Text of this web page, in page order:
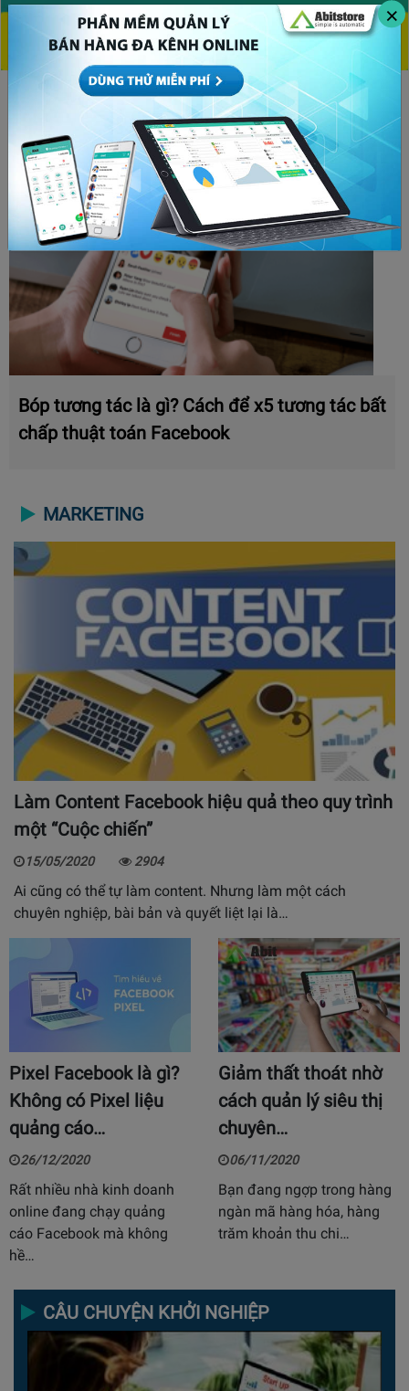
×
CHỦ ĐỀ HOT
Bóp tương tác là gì? Cách để x5 tương tác bất
chấp thuật toán Facebook
MARKETING
Làm Content Facebook hiệu quả theo quy trình
một “Cuộc chiến”
15/05/2020 2904
Ai cũng có thể tự làm content. Nhưng làm một cách
chuyên nghiệp, bài bản và quyết liệt lại là…
Pixel Facebook là gì?
Không có Pixel liệu
quảng cáo…
26/12/2020
Rất nhiều nhà kinh doanh
online đang chạy quảng
cáo Facebook mà không
hề…
Giảm thất thoát nhờ
cách quản lý siêu thị
chuyên…
06/11/2020
Bạn đang ngợp trong hàng
ngàn mã hàng hóa, hàng
trăm khoản thu chi…
CÂU CHUYỆN KHỞI NGHIỆP